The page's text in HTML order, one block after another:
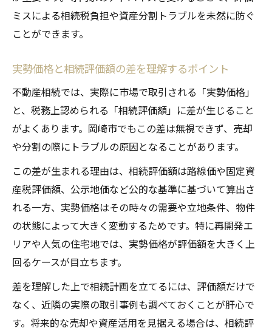
ミスによる相続税負担や資産分割トラブルを未然に防ぐ
ことができます。
実勢価格と相続評価額の差を理解するポイント
不動産相続では、実際に市場で取引される「実勢価格」
と、税務上認められる「相続評価額」に差が生じること
がよくあります。岡崎市でもこの差は無視できず、売却
や分割の際にトラブルの原因となることがあります。
この差が生まれる理由は、相続評価額は路線価や固定資
産税評価額、公示地価など公的な基準に基づいて算出さ
れる一方、実勢価格はその時々の需要や立地条件、物件
の状態によって大きく変動するためです。特に再開発エ
リアや人気の住宅地では、実勢価格が評価額を大きく上
回るケースが目立ちます。
差を理解した上で相続計画を立てるには、評価額だけで
なく、近隣の実際の取引事例も調べておくことが肝心で
す。将来的な売却や資産活用を見据える場合は、相続評